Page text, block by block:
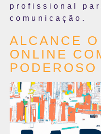
profissional
comunicação.
ALCANCE
ONLINE